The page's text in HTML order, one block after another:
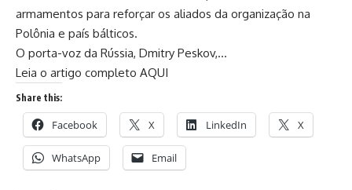
armamentos para reforçar os aliados da organização na
Polônia e país bálticos.
O porta-voz da Rússia, Dmitry Peskov,…
Leia o artigo completo AQUI
Share this:
Facebook X LinkedIn X
WhatsApp Email